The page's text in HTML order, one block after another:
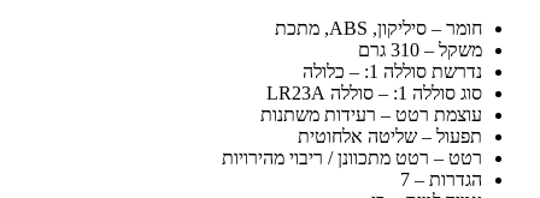
חומר – סיליקון, ABS, מתכת
משקל – 310 גרם
נדרשת סוללה 1: – כלולה
סוג סוללה 1: – סוללה LR23A
עוצמת רטט – רעידות משתנות
תפעול – שליטה אלחוטית
רטט – רטט מתכוונן / ריבוי מהירויות
הגדרות – 7